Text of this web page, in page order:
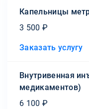
Капельницы
3 500 ₽
Заказать услугу
Внутривенная
медикаментов)
6 100 ₽